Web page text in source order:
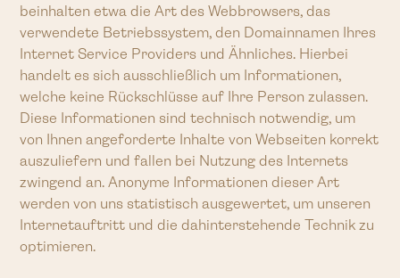
beinhalten etwa die Art des Webbrowsers, das
verwendete Betriebssystem, den Domainnamen Ihres
Internet Service Providers und Ähnliches. Hierbei
handelt es sich ausschließlich um Informationen,
welche keine Rückschlüsse auf Ihre Person zulassen.
Diese Informationen sind technisch notwendig, um
von Ihnen angeforderte Inhalte von Webseiten korrekt
auszuliefern und fallen bei Nutzung des Internets
zwingend an. Anonyme Informationen dieser Art
werden von uns statistisch ausgewertet, um unseren
Internetauftritt und die dahinterstehende Technik zu
optimieren.